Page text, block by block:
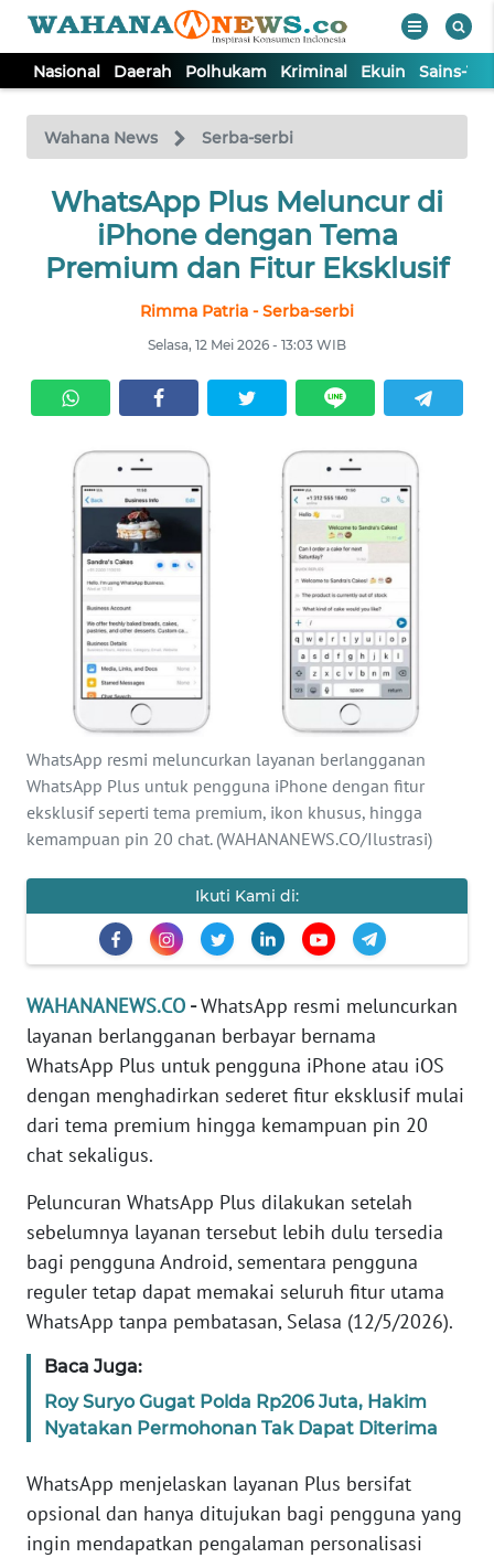
Nasional Daerah Polhukam Kriminal Ekuin Sains-
Wahana News Serba-serbi
WhatsApp Plus Meluncur di
iPhone dengan Tema
Premium dan Fitur Eksklusif
Rimma Patria - Serba-serbi
Selasa, 12 Mei 2026 - 13:03 WIB
WhatsApp resmi meluncurkan layanan berlangganan
WhatsApp Plus untuk pengguna iPhone dengan fitur
eksklusif seperti tema premium, ikon khusus, hingga
kemampuan pin 20 chat. (WAHANANEWS.CO/Ilustrasi)
Ikuti Kami di:
WAHANANEWS.CO -WhatsApp resmi meluncurkan
layanan berlangganan berbayar bernama
WhatsApp Plus untuk pengguna iPhone atau iOS
dengan menghadirkan sederet fitur eksklusif mulai
dari tema premium hingga kemampuan pin 20
chat sekaligus.
Peluncuran WhatsApp Plus dilakukan setelah
sebelumnya layanan tersebut lebih dulu tersedia
bagi pengguna Android, sementara pengguna
reguler tetap dapat memakai seluruh fitur utama
WhatsApp tanpa pembatasan, Selasa (12/5/2026).
Baca Juga:
Roy Suryo Gugat Polda Rp206 Juta, Hakim
Nyatakan Permohonan Tak Dapat Diterima
WhatsApp menjelaskan layanan Plus bersifat
opsional dan hanya ditujukan bagi pengguna yang
ingin mendapatkan pengalaman personalisasi
TV
Tutup
NASIONAL
DAERAH
KRIMINAL
SAINS-TEKNO
KESEHATAN
INTERNASIONAL
SERBA-SERBI
PENDIDIKAN
OLAHRAGA
OPINI
EDITORIAL
Informasi
INDEKS
BERITA
KONTAK
KAMI
INFO
IKLAN
TENTANG
KAMI
PEDOMAN
MEDIA
SIBER
REDAKSI
KARIR